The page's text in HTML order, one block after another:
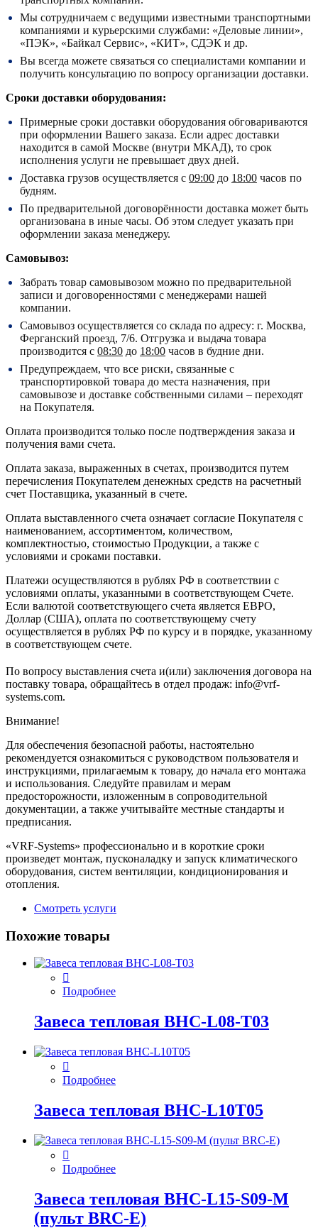
Мы сотрудничаем с ведущими известными транспортными
компаниями и курьерскими службами: «Деловые линии»,
«ПЭК», «Байкал Сервис», «КИТ», СДЭК и др.
Вы всегда можете связаться со специалистами компании и
получить консультацию по вопросу организации доставки.
Сроки доставки оборудования:
Примерные сроки доставки оборудования обговариваются
при оформлении Вашего заказа. Если адрес доставки
находится в самой Москве (внутри МКАД), то срок
исполнения услуги не превышает двух дней.
Доставка грузов осуществляется с 09:00 до 18:00 часов по
будням.
По предварительной договорённости доставка может быть
организована в иные часы. Об этом следует указать при
оформлении заказа менеджеру.
Самовывоз:
Забрать товар самовывозом можно по предварительной
записи и договоренностями с менеджерами нашей
компании.
Самовывоз осуществляется со склада по адресу: г. Москва,
Ферганский проезд, 7/6. Отгрузка и выдача товара
производится с 08:30 до 18:00 часов в будние дни.
Предупреждаем, что все риски, связанные с
транспортировкой товара до места назначения, при
самовывозе и доставке собственными силами – переходят
на Покупателя.
Оплата производится только после подтверждения заказа и
получения вами счета.
Оплата заказа, выраженных в счетах, производится путем
перечисления Покупателем денежных средств на расчетный
счет Поставщика, указанный в счете.
Оплата выставленного счета означает согласие Покупателя с
наименованием, ассортиментом, количеством,
комплектностью, стоимостью Продукции, а также с
условиями и сроками поставки.
Платежи осуществляются в рублях РФ в соответствии с
условиями оплаты, указанными в соответствующем Счете.
Если валютой соответствующего счета является ЕВРО,
Доллар (США), оплата по соответствующему cчету
осуществляется в рублях РФ по курсу и в порядке, указанному
в соответствующем cчете.
По вопросу выставления счета и(или) заключения договора на
поставку товара, обращайтесь в отдел продаж: info@vrf-
systems.com.
Внимание!
Для обеспечения безопасной работы, настоятельно
рекомендуется ознакомиться с руководством пользователя и
инструкциями, прилагаемым к товару, до начала его монтажа
и использования. Следуйте правилам и мерам
предосторожности, изложенным в сопроводительной
документации, а также учитывайте местные стандарты и
предписания.
«VRF-Systems» профессионально и в короткие сроки
произведет монтаж, пусконаладку и запуск климатического
оборудования, систем вентиляции, кондиционирования и
отопления.
Смотреть услуги
Похожие товары
Подробнее
Завеса тепловая BHC-L08-T03
Подробнее
Завеса тепловая BHC-L10T05
Подробнее
Завеса тепловая BHC-L15-S09-M
(пульт BRC-E)